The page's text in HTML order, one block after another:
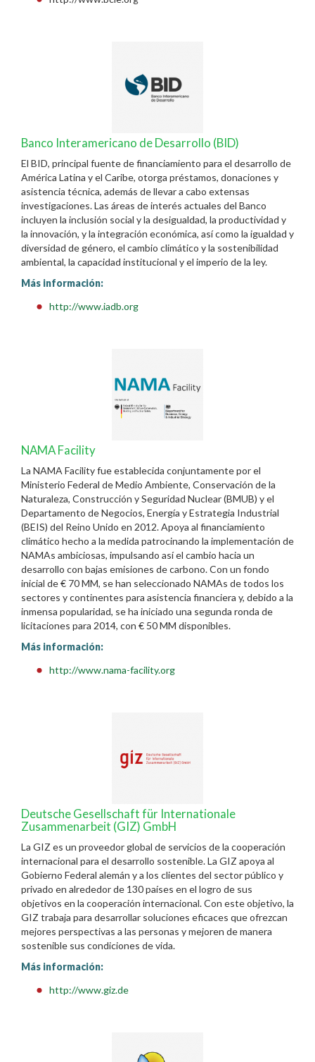
Banco Interamericano de Desarrollo (BID)
El BID, principal fuente de financiamiento para el desarrollo de
América Latina y el Caribe, otorga préstamos, donaciones y
asistencia técnica, además de llevar a cabo extensas
investigaciones. Las áreas de interés actuales del Banco
incluyen la inclusión social y la desigualdad, la productividad y
la innovación, y la integración económica, así como la igualdad y
diversidad de género, el cambio climático y la sostenibilidad
ambiental, la capacidad institucional y el imperio de la ley.
Más información:
http://www.iadb.org
NAMA Facility
La NAMA Facility fue establecida conjuntamente por el
Ministerio Federal de Medio Ambiente, Conservación de la
Naturaleza, Construcción y Seguridad Nuclear (BMUB) y el
Departamento de Negocios, Energía y Estrategia Industrial
(BEIS) del Reino Unido en 2012. Apoya al financiamiento
climático hecho a la medida patrocinando la implementación de
NAMAs ambiciosas, impulsando así el cambio hacia un
desarrollo con bajas emisiones de carbono. Con un fondo
inicial de € 70 MM, se han seleccionado NAMAs de todos los
sectores y continentes para asistencia financiera y, debido a la
inmensa popularidad, se ha iniciado una segunda ronda de
licitaciones para 2014, con € 50 MM disponibles.
Más información:
http://www.nama-facility.org
Deutsche Gesellschaft für Internationale
Zusammenarbeit (GIZ) GmbH
La GIZ es un proveedor global de servicios de la cooperación
internacional para el desarrollo sostenible. La GIZ apoya al
Gobierno Federal alemán y a los clientes del sector público y
privado en alrededor de 130 países en el logro de sus
objetivos en la cooperación internacional. Con este objetivo, la
GIZ trabaja para desarrollar soluciones eficaces que ofrezcan
mejores perspectivas a las personas y mejoren de manera
sostenible sus condiciones de vida.
Más información:
http://www.giz.de